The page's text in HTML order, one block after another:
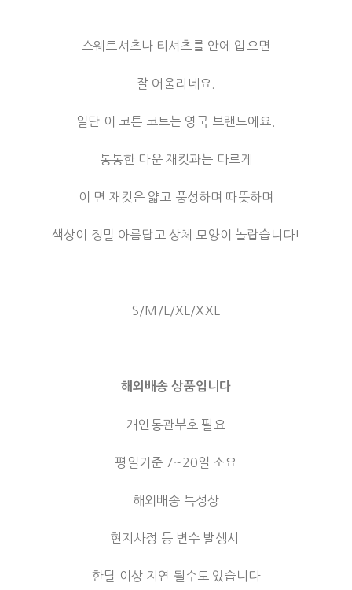
스웨트셔츠나 티셔츠를 안에 입으면
잘 어울리네요.
일단 이 코튼 코트는 영국 브랜드에요.
통통한 다운 재킷과는 다르게
이 면 재킷은 얇고 풍성하며 따뜻하며
색상이 정말 아름답고 상체 모양이 놀랍습니다!
S/M/L/XL/XXL
해외배송 상품입니다
개인통관부호 필요
평일기준 7~20일 소요
해외배송 특성상
현지사정 등 변수 발생시
한달 이상 지연 될수도 있습니다